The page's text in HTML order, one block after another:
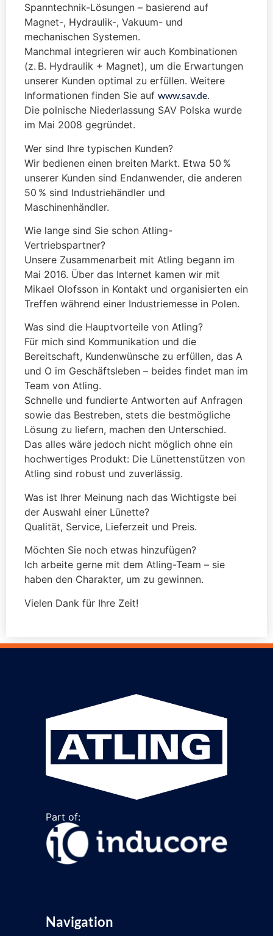
Spanntechnik-Lösungen – basierend auf
Magnet-, Hydraulik-, Vakuum- und
mechanischen Systemen.
Manchmal integrieren wir auch Kombinationen
(z. B. Hydraulik + Magnet), um die Erwartungen
unserer Kunden optimal zu erfüllen. Weitere
Informationen finden Sie auf www.sav.de.
Die polnische Niederlassung SAV Polska wurde
im Mai 2008 gegründet.
Wer sind Ihre typischen Kunden?
Wir bedienen einen breiten Markt. Etwa 50 %
unserer Kunden sind Endanwender, die anderen
50 % sind Industriehändler und
Maschinenhändler.
Wie lange sind Sie schon Atling-
Vertriebspartner?
Unsere Zusammenarbeit mit Atling begann im
Mai 2016. Über das Internet kamen wir mit
Mikael Olofsson in Kontakt und organisierten ein
Treffen während einer Industriemesse in Polen.
Was sind die Hauptvorteile von Atling?
Für mich sind Kommunikation und die
Bereitschaft, Kundenwünsche zu erfüllen, das A
und O im Geschäftsleben – beides findet man im
Team von Atling.
Schnelle und fundierte Antworten auf Anfragen
sowie das Bestreben, stets die bestmögliche
Lösung zu liefern, machen den Unterschied.
Das alles wäre jedoch nicht möglich ohne ein
hochwertiges Produkt: Die Lünettenstützen von
Atling sind robust und zuverlässig.
Was ist Ihrer Meinung nach das Wichtigste bei
der Auswahl einer Lünette?
Qualität, Service, Lieferzeit und Preis.
Möchten Sie noch etwas hinzufügen?
Ich arbeite gerne mit dem Atling-Team – sie
haben den Charakter, um zu gewinnen.
Vielen Dank für Ihre Zeit!
Part of:
Navigation